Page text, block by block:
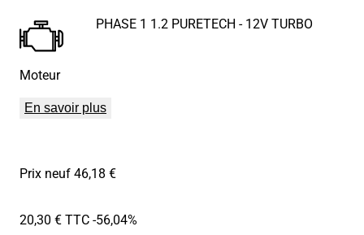
Moteur
PHASE 1 1.2 PURETECH - 12V TURBO
En savoir plus
Prix neuf 46,18 €
20,30 € TTC-56,04%